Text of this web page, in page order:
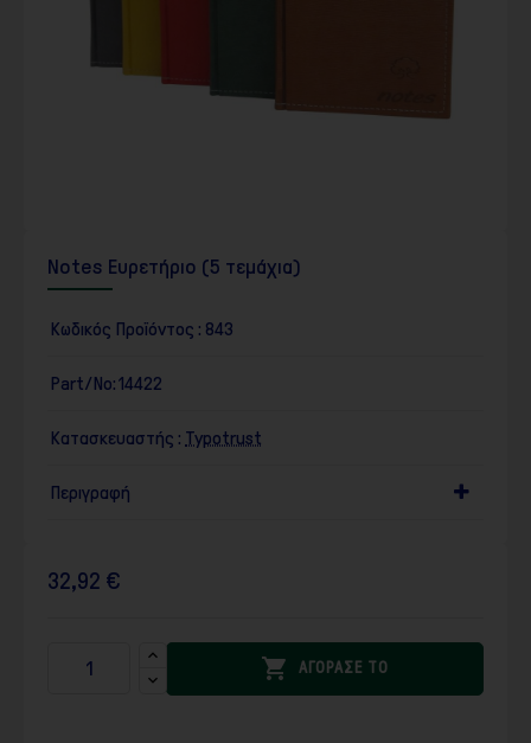
Notes Ευρετήριο (5 τεμάχια)
Κωδικός Προϊόντος : 843
Part/No:14422
Κατασκευαστής : Typotrust
Περιγραφή
32,92 €
 ΑΓΟΡΑΣΕ ΤΟ